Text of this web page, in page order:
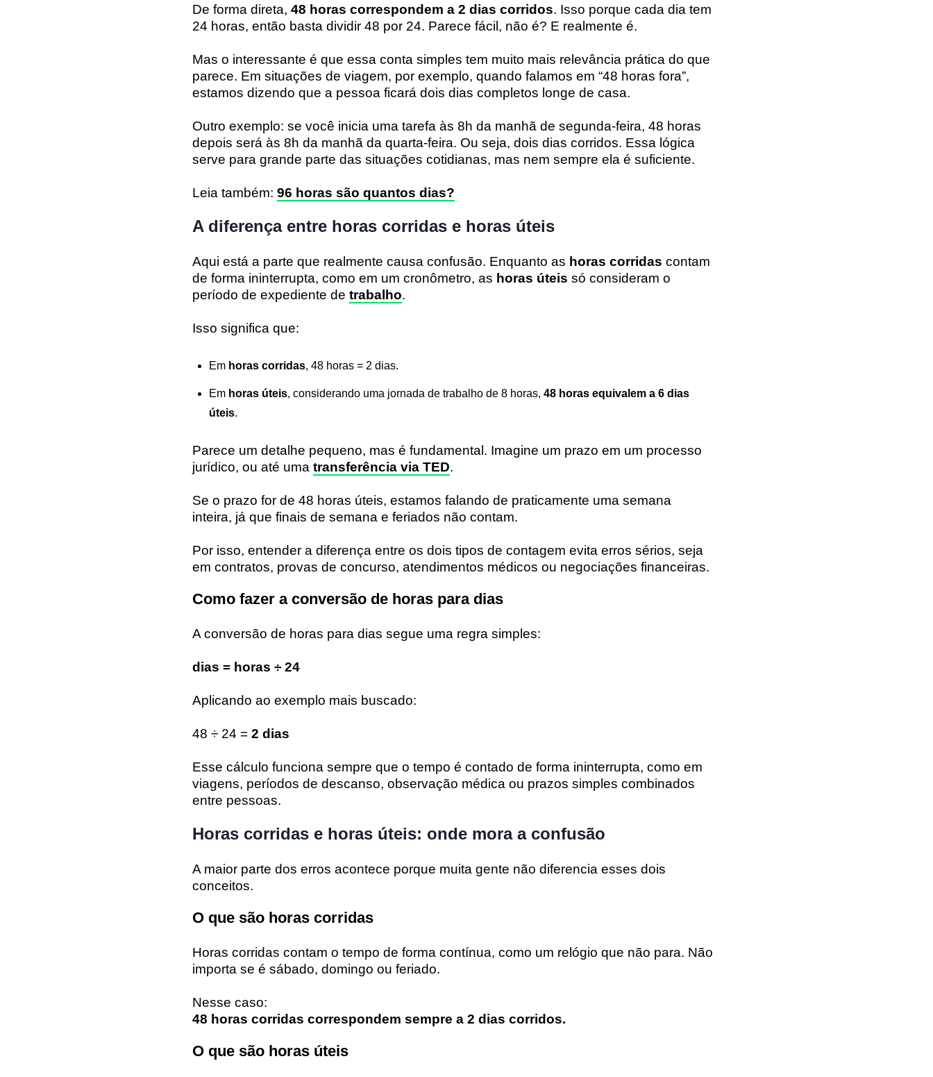
De forma direta, 48 horas correspondem a 2 dias corridos. Isso porque cada dia tem
24 horas, então basta dividir 48 por 24. Parece fácil, não é? E realmente é.
Mas o interessante é que essa conta simples tem muito mais relevância prática do que
parece. Em situações de viagem, por exemplo, quando falamos em “48 horas fora”,
estamos dizendo que a pessoa ficará dois dias completos longe de casa.
Outro exemplo: se você inicia uma tarefa às 8h da manhã de segunda-feira, 48 horas
depois será às 8h da manhã da quarta-feira. Ou seja, dois dias corridos. Essa lógica
serve para grande parte das situações cotidianas, mas nem sempre ela é suficiente.
Leia também: 96 horas são quantos dias?
A diferença entre horas corridas e horas úteis
Aqui está a parte que realmente causa confusão. Enquanto as horas corridas contam
de forma ininterrupta, como em um cronômetro, as horas úteis só consideram o
período de expediente de trabalho.
Isso significa que:
Em horas corridas, 48 horas = 2 dias.
Em horas úteis, considerando uma jornada de trabalho de 8 horas, 48 horas equivalem a 6 dias
úteis.
Parece um detalhe pequeno, mas é fundamental. Imagine um prazo em um processo
jurídico, ou até uma transferência via TED.
Se o prazo for de 48 horas úteis, estamos falando de praticamente uma semana
inteira, já que finais de semana e feriados não contam.
Por isso, entender a diferença entre os dois tipos de contagem evita erros sérios, seja
em contratos, provas de concurso, atendimentos médicos ou negociações financeiras.
Como fazer a conversão de horas para dias
A conversão de horas para dias segue uma regra simples:
dias = horas ÷ 24
Aplicando ao exemplo mais buscado:
48 ÷ 24 = 2 dias
Esse cálculo funciona sempre que o tempo é contado de forma ininterrupta, como em
viagens, períodos de descanso, observação médica ou prazos simples combinados
entre pessoas.
Horas corridas e horas úteis: onde mora a confusão
A maior parte dos erros acontece porque muita gente não diferencia esses dois
conceitos.
O que são horas corridas
Horas corridas contam o tempo de forma contínua, como um relógio que não para. Não
importa se é sábado, domingo ou feriado.
Nesse caso:
48 horas corridas correspondem sempre a 2 dias corridos.
O que são horas úteis